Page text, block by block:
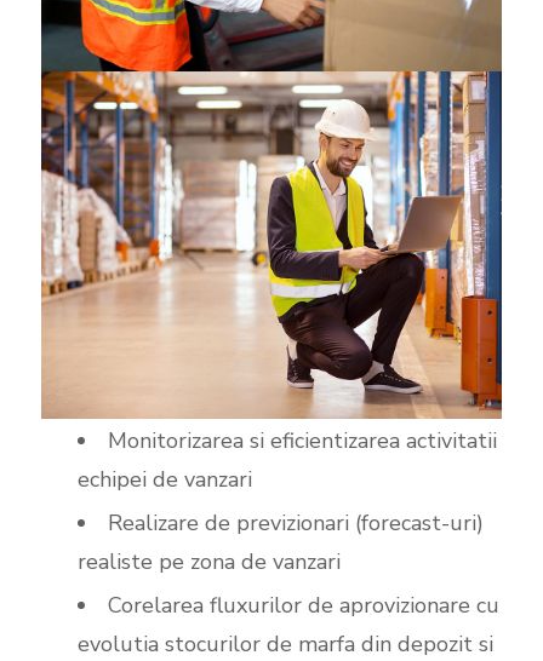
Monitorizarea si eficientizarea activitatii
echipei de vanzari
Realizare de previzionari (forecast-uri)
realiste pe zona de vanzari
Corelarea fluxurilor de aprovizionare cu
evolutia stocurilor de marfa din depozit si